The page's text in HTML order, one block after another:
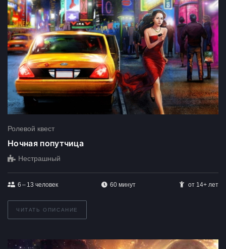
Ролевой квест
Ночная попутчица
Нестрашный
6 – 13 человек 60 минут от 14+ лет
ЧИТАТЬ ОПИСАНИЕ